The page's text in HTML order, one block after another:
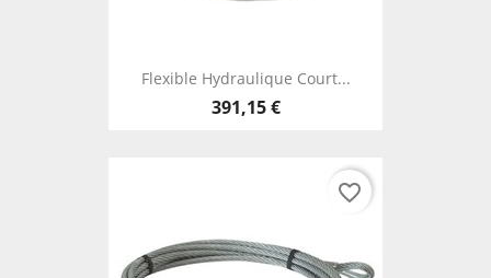
Flexible Hydraulique Court...
391,15 €
favorite_border